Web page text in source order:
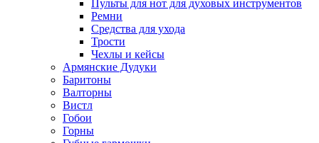
Пульты для нот для духовых инструментов
Ремни
Средства для ухода
Трости
Чехлы и кейсы
Армянские Дудуки
Баритоны
Валторны
Вистл
Гобои
Горны